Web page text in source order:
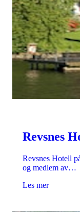
Revsnes
Revsnes Hotell
og medlem av…
Les mer